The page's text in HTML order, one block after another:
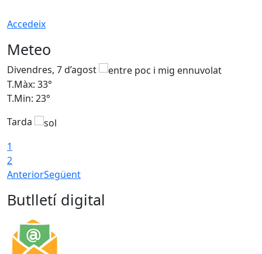
Accedeix
Meteo
Divendres, 7 d’agost
T.Màx: 33°
T.Min: 23°
Tarda
1
2
AnteriorSegüent
Butlletí digital